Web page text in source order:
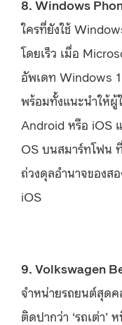
8. Windows
ใครที่ยังใช้
โดยเร็ว เมื่อ
อัพเดท Windows
พร้อมทั้งแนะนำให้ผู้
Android หรือ iOS
OS บนสมาร์ทโฟน
ถ่วงดุลอำนาจของส
iOS
9. Volkswagen
จำหน่ายรถยนต์สุด
ติดปากว่า ‘รถเต่า